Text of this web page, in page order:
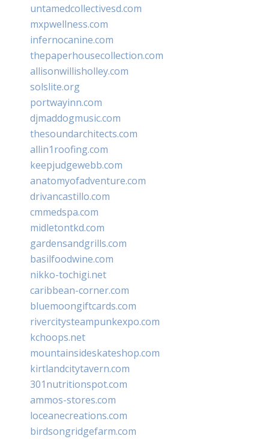
untamedcollectivesd.com
mxpwellness.com
infernocanine.com
thepaperhousecollection.com
allisonwillisholley.com
solslite.org
portwayinn.com
djmaddogmusic.com
thesoundarchitects.com
allin1roofing.com
keepjudgewebb.com
anatomyofadventure.com
drivancastillo.com
cmmedspa.com
midletontkd.com
gardensandgrills.com
basilfoodwine.com
nikko-tochigi.net
caribbean-corner.com
bluemoongiftcards.com
rivercitysteampunkexpo.com
kchoops.net
mountainsideskateshop.com
kirtlandcitytavern.com
301nutritionspot.com
ammos-stores.com
loceanecreations.com
birdsongridgefarm.com